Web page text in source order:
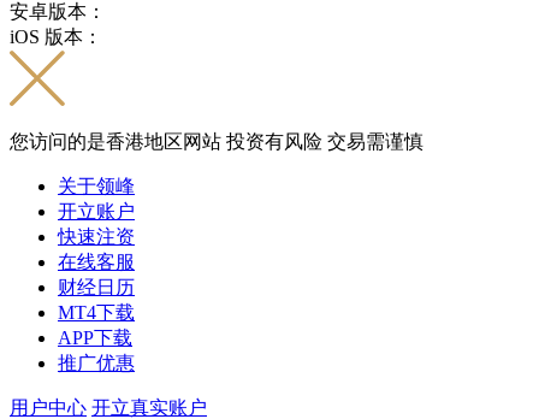
安卓版本：
iOS 版本：
您访问的是香港地区网站 投资有风险 交易需谨慎
关于领峰
开立账户
快速注资
在线客服
财经日历
MT4下载
APP下载
推广优惠
用户中心 开立真实账户